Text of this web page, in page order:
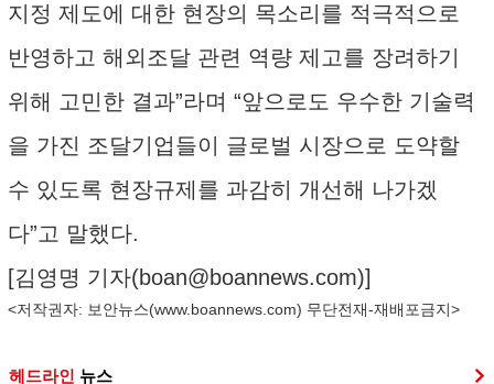
지정 제도에 대한 현장의 목소리를 적극적으로
반영하고 해외조달 관련 역량 제고를 장려하기
위해 고민한 결과”라며 “앞으로도 우수한 기술력
을 가진 조달기업들이 글로벌 시장으로 도약할
수 있도록 현장규제를 과감히 개선해 나가겠
다”고 말했다.
[김영명 기자(boan@boannews.com)]
<저작권자: 보안뉴스(www.boannews.com) 무단전재-재배포금지>
헤드라인 뉴스